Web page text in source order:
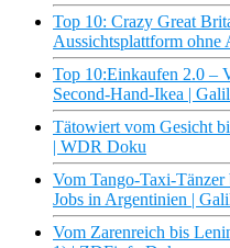
Top 10: Crazy Great
Aussichtsplattform ohne
Top 10:Einkaufen 2.0 –
Second-Hand-Ikea |
Tätowiert vom Gesicht
| WDR Doku
Vom Tango-Taxi-
Jobs in Argentinien |
Vom Zarenreich bis